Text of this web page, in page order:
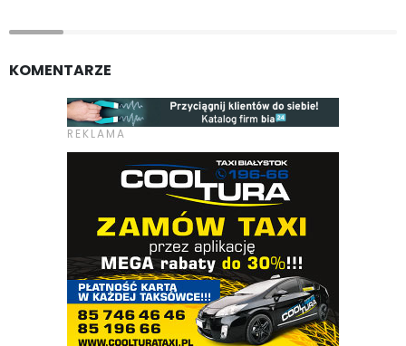
KOMENTARZE